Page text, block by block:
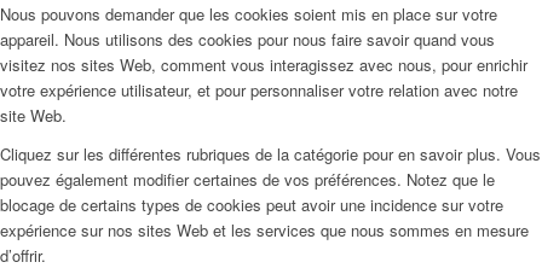
Nous pouvons demander que les cookies soient mis en place sur votre
appareil. Nous utilisons des cookies pour nous faire savoir quand vous
visitez nos sites Web, comment vous interagissez avec nous, pour enrichir
votre expérience utilisateur, et pour personnaliser votre relation avec notre
site Web.
Cliquez sur les différentes rubriques de la catégorie pour en savoir plus. Vous
pouvez également modifier certaines de vos préférences. Notez que le
blocage de certains types de cookies peut avoir une incidence sur votre
expérience sur nos sites Web et les services que nous sommes en mesure
d’offrir.